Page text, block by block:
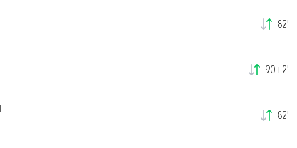
82'
90+2'
82'